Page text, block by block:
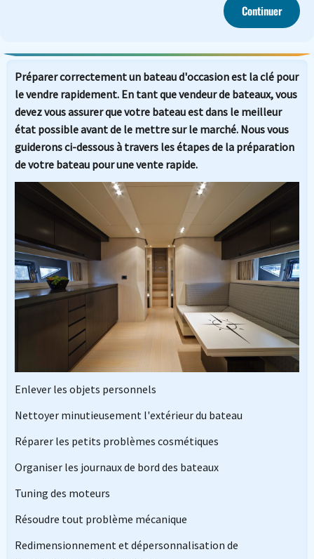
Continuer
Préparer correctement un bateau d'occasion est la clé pour
le vendre rapidement. En tant que vendeur de bateaux, vous
devez vous assurer que votre bateau est dans le meilleur
état possible avant de le mettre sur le marché. Nous vous
guiderons ci-dessous à travers les étapes de la préparation
de votre bateau pour une vente rapide.
Enlever les objets personnels
Nettoyer minutieusement l'extérieur du bateau
Réparer les petits problèmes cosmétiques
Organiser les journaux de bord des bateaux
Tuning des moteurs
Résoudre tout problème mécanique
Redimensionnement et dépersonnalisation de